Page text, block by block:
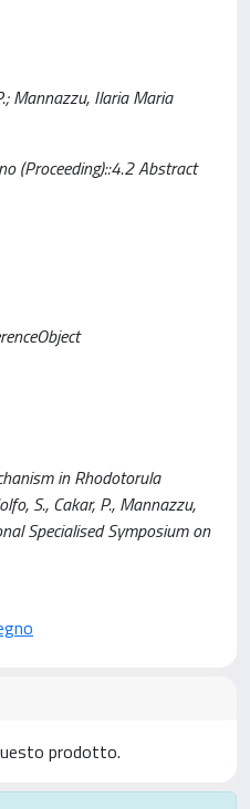
Mannazzu, Ilaria Maria
(Proceeding)::4.2 Abstract
in Rhodotorula
S., Cakar, P., Mannazzu,
Specialised Symposium on
prodotto.